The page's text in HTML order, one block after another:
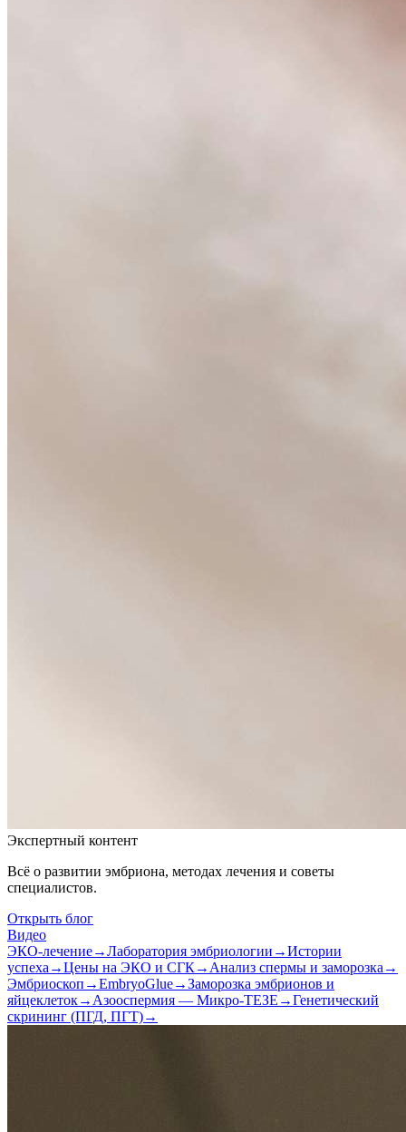
Экспертный контент
Всё о развитии эмбриона, методах лечения и советы
специалистов.
Открыть блог
Видео
ЭКО-лечение→Лаборатория эмбриологии →Истории
успеха →Цены на ЭКО и СГК→ Анализ спермы и заморозка →
Эмбриоскоп →EmbryoGlue→Заморозка эмбрионов и
яйцеклеток→ Азооспермия — Микро-ТЕЗЕ →Генетический
скрининг (ПГД, ПГТ)→